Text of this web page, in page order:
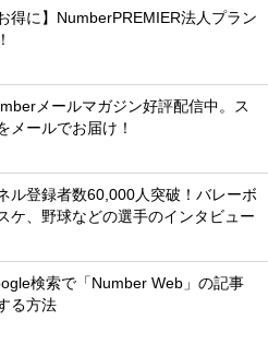
得に】NumberPREMIER法人プラン
メールマガジン好評配信中。ス
メールでお届け！
ル登録者数60,000人突破！バレーボ
ケ、野球などの選手のインタビュー
検索で「Number Web」の記事
る方法